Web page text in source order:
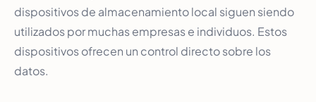
dispositivos de almacenamiento local siguen siendo
utilizados por muchas empresas e individuos. Estos
dispositivos ofrecen un control directo sobre los
datos.